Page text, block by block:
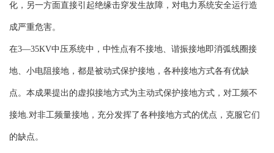
化，另一方面直接引起绝缘击穿发生故障，对电力系统安全运行造
成严重危害。
在3—35KV中压系统中，中性点有不接地、谐振接地即消弧线圈接
地、小电阻接地，都是被动式保护接地，各种接地方式各有优缺
点。本成果提出的虚拟接地方式为主动式保护接地方式，对工频不
接地.对非工频量接地，充分发挥了各种接地方式的优点，克服它们
的缺点。